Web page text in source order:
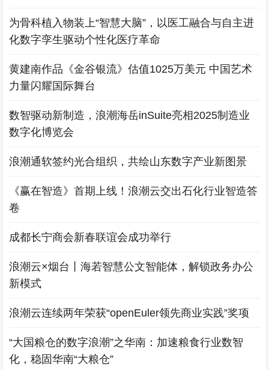
为骨科植入物装上“智慧大脑”，以医工融合与自主进
化数字孪生驱动个性化医疗革命
黄建南作品《金谷银流》估值1025万美元 中国艺术
力量闪耀国际舞台
数智驱动新制造，浪潮海岳inSuite亮相2025制造业
数字化博览会
浪潮通软签约光合组织，共绘山东数字产业新图景
《赢在智造》首期上线！浪潮云交出石化行业智造答
卷
成都长宁商会新春联谊会成功举行
浪潮云×烟台丨海若智慧公文智能体，解锁政务办公
新模式
浪潮云连续两年荣获“openEuler领先商业实践”奖项
“大国粮仓的数字浪潮”之华南：加速粮食行业数智
化，稳固华南“大粮仓”